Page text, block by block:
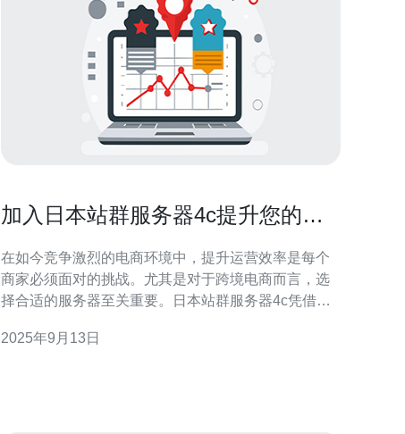
加入日本站群服务器4c提升您的电
在如今竞争激烈的电商环境中，提升运营效率是每个
商家必须面对的挑战。尤其是对于跨境电商而言，选
择合适的服务器至关重要。日本站群服务器4c凭借其
选。 首先，我们需要了解“站群服务器”这一概念。站
2025年9月13日